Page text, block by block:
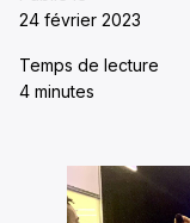
24 février 2023
Temps de lecture
4 minutes